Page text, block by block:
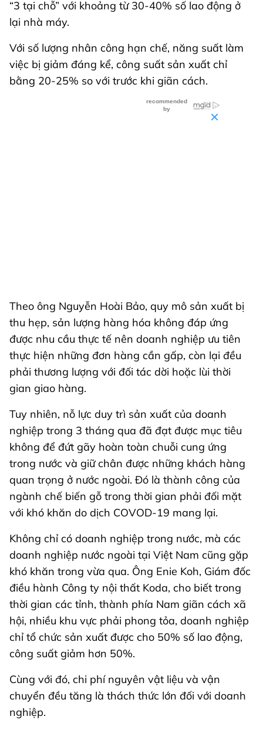
“3 tại chỗ” với khoảng từ 30-40% số lao động ở
lại nhà máy.
Với số lượng nhân công hạn chế, năng suất làm
việc bị giảm đáng kể, công suất sản xuất chỉ
bằng 20-25% so với trước khi giãn cách.
Theo ông Nguyễn Hoài Bảo, quy mô sản xuất bị
thu hẹp, sản lượng hàng hóa không đáp ứng
được nhu cầu thực tế nên doanh nghiệp ưu tiên
thực hiện những đơn hàng cần gấp, còn lại đều
phải thương lượng với đối tác dời hoặc lùi thời
gian giao hàng.
Tuy nhiên, nỗ lực duy trì sản xuất của doanh
nghiệp trong 3 tháng qua đã đạt được mục tiêu
không để đứt gãy hoàn toàn chuỗi cung ứng
trong nước và giữ chân được những khách hàng
quan trọng ở nước ngoài. Đó là thành công của
ngành chế biến gỗ trong thời gian phải đối mặt
với khó khăn do dịch COVOD-19 mang lại.
Không chỉ có doanh nghiệp trong nước, mà các
doanh nghiệp nước ngoài tại Việt Nam cũng gặp
khó khăn trong vừa qua. Ông Enie Koh, Giám đốc
điều hành Công ty nội thất Koda, cho biết trong
thời gian các tỉnh, thành phía Nam giãn cách xã
hội, nhiều khu vực phải phong tỏa, doanh nghiệp
chỉ tổ chức sản xuất được cho 50% số lao động,
công suất giảm hơn 50%.
Cùng với đó, chi phí nguyên vật liệu và vận
chuyển đều tăng là thách thức lớn đối với doanh
nghiệp.